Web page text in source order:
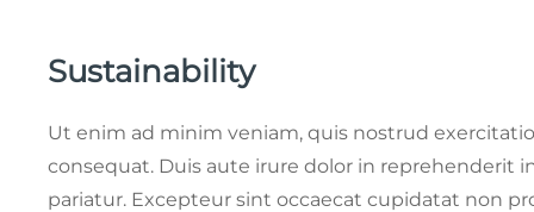
Sustainability
Ut enim ad minim veniam, quis nostrud
consequat. Duis aute irure dolor in reprehenderit
pariatur. Excepteur sint occaecat cupidatat non